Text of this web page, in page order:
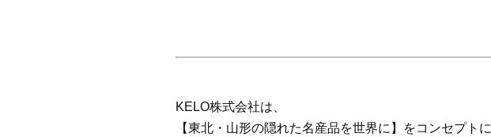
KELO株式会社は、
【東北・山形の隠れた名産品を世界に】をコンセプトに